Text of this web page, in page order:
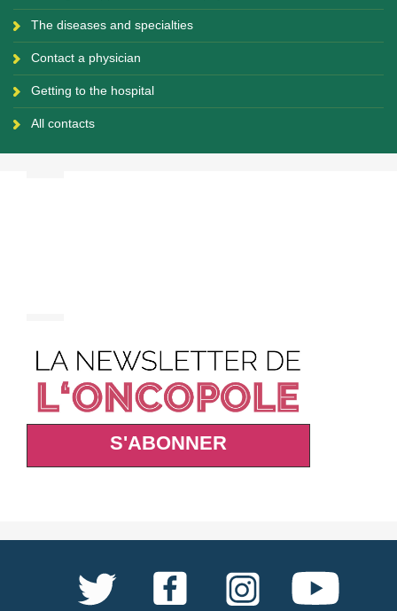
The diseases and specialties
Contact a physician
Getting to the hospital
All contacts
S'ABONNER